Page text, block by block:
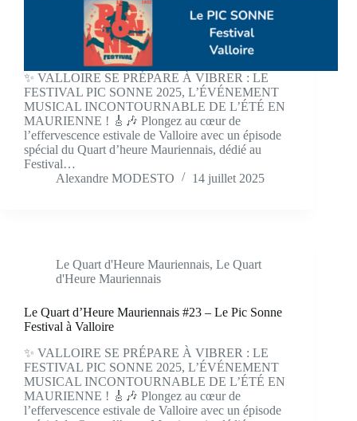
✨ VALLOIRE SE PRÉPARE À VIBRER : LE
FESTIVAL PIC SONNE 2025, L’ÉVÉNEMENT
MUSICAL INCONTOURNABLE DE L’ÉTÉ EN
MAURIENNE ! 🎸🎶 Plongez au cœur de
l’effervescence estivale de Valloire avec un épisode
spécial du Quart d’heure Mauriennais, dédié au
Festival…
Alexandre MODESTO
14 juillet 2025
Le Quart d'Heure Mauriennais, Le Quart
d'Heure Mauriennais
Le Quart d’Heure Mauriennais #23 – Le Pic Sonne
Festival à Valloire
✨ VALLOIRE SE PRÉPARE À VIBRER : LE
FESTIVAL PIC SONNE 2025, L’ÉVÉNEMENT
MUSICAL INCONTOURNABLE DE L’ÉTÉ EN
MAURIENNE ! 🎸🎶 Plongez au cœur de
l’effervescence estivale de Valloire avec un épisode